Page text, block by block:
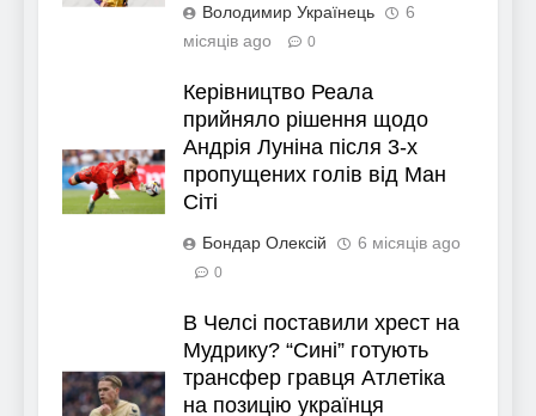
Володимир Українець
6
місяців ago
0
Керівництво Реала
прийняло рішення щодо
Андрія Луніна після 3-х
пропущених голів від Ман
Сіті
Бондар Олексій 6 місяців ago
0
В Челсі поставили хрест на
Мудрику? “Сині” готують
трансфер гравця Атлетіка
на позицію українця